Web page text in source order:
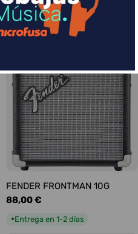
Precio
habitual
339,00 €
Entrega en 1-2 días
FENDER FRONTMAN 10G
Precio
88,00 €
●Entrega en 1-2 días